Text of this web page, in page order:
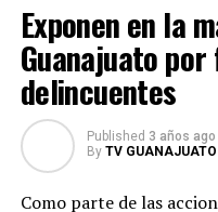
Exponen en la
Guanajuato
delincuentes
Published 3 años ago
By TV GUANAJUATO
Como parte de las